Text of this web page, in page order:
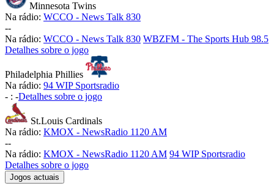
Minnesota Twins
Na rádio: WCCO - News Talk 830
--
Na rádio: WCCO - News Talk 830 WBZFM - The Sports Hub 98.5
Detalhes sobre o jogo
Philadelphia Phillies
Na rádio: 94 WIP Sportsradio
- : -Detalhes sobre o jogo
St.Louis Cardinals
Na rádio: KMOX - NewsRadio 1120 AM
--
Na rádio: KMOX - NewsRadio 1120 AM 94 WIP Sportsradio
Detalhes sobre o jogo
Jogos actuais